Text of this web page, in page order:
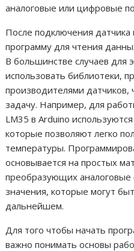
аналоговые или цифровые
После подключения
программу для чтения
В большинстве случаев для
использовать библиотеки,
производителями
задачу. Например, для
LM35 в Arduino
которые позволяют легко
температуры.
основывается на простых
преобразующих аналоговые
значения, которые могут
дальнейшем.
Для того чтобы начать
важно понимать основы